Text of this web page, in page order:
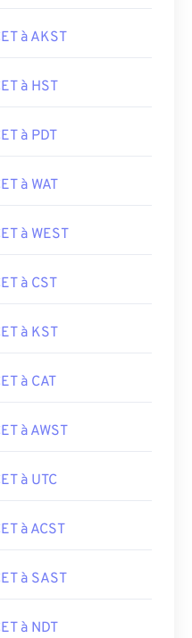
à AKST
à HST
à PDT
à WAT
à WEST
à CST
à KST
à CAT
à AWST
à UTC
à ACST
à SAST
à NDT